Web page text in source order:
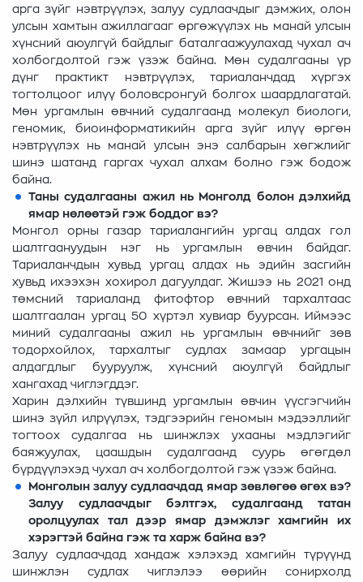
арга зүйг нэвтрүүлэх, залуу судлаачдыг дэмжих, олон
улсын хамтын ажиллагааг өргөжүүлэх нь манай улсын
хүнсний аюулгүй байдлыг баталгаажуулахад чухал ач
холбогдолтой гэж үзэж байна. Мөн судалгааны үр
дүнг практикт нэвтрүүлэх, тариаланчдад хүргэх
тогтолцоог илүү боловсронгуй болгох шаардлагатай.
Мөн ургамлын өвчний судалгаанд молекул биологи,
геномик, биоинформатикийн арга зүйг илүү өргөн
нэвтрүүлэх нь манай улсын энэ салбарын хөгжлийг
шинэ шатанд гаргах чухал алхам болно гэж бодож
байна.
Таны судалгааны ажил нь Монголд болон дэлхийд
ямар нөлөөтэй гэж боддог вэ?
Монгол орны газар тариалангийн ургац алдах гол
шалтгаануудын нэг нь ургамлын өвчин байдаг.
Тариаланчдын хувьд ургац алдах нь эдийн засгийн
хувьд ихээхэн хохирол дагуулдаг. Жишээ нь 2021 онд
төмсний тариаланд фитофтор өвчний тархалтаас
шалтгаалан ургац 50 хүртэл хувиар буурсан. Иймээс
миний судалгааны ажил нь ургамлын өвчнийг зөв
тодорхойлох, тархалтыг судлах замаар ургацын
алдагдлыг бууруулж, хүнсний аюулгүй байдлыг
хангахад чиглэгддэг.
Харин дэлхийн түвшинд ургамлын өвчин үүсгэгчийн
шинэ зүйл илрүүлэх, тэдгээрийн геномын мэдээллийг
тогтоох судалгаа нь шинжлэх ухааны мэдлэгийг
баяжуулах, цаашдын судалгаанд суурь өгөгдөл
бүрдүүлэхэд чухал ач холбогдолтой гэж үзэж байна.
Монголын залуу судлаачдад ямар зөвлөгөө өгөх вэ?
Залуу судлаачдыг бэлтгэх, судалгаанд татан
оролцуулах тал дээр ямар дэмжлэг хамгийн их
хэрэгтэй байна гэж та харж байна вэ?
Залуу судлаачдад хандаж хэлэхэд хамгийн түрүүнд
шинжлэн судлах чиглэлээ өөрийн сонирхолд